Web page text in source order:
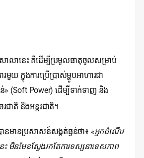
លានេះ គឺដើម្បីប្រមូលធាតុចូលសម្រាប់
រមួយ ក្នុងការប្រើប្រាស់ម្ហូបអាហារជា
(Soft Power) ដើម្បីទាក់ទាញ និង
ជាតិ និងអន្តរជាតិ។
មានប្រសាសន៍សង្កត់ធ្ងន់ថា៖ «អ្នកដំណើរ
មិនមែនស្វែងរកតែការទស្សនាទេសភាព